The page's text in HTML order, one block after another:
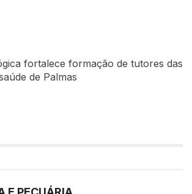
fortalece formação de tutores das
de Palmas